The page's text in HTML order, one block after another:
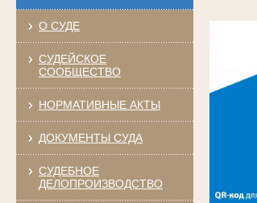
О СУДЕ
СУДЕЙСКОЕ
СООБЩЕСТВО
НОРМАТИВНЫЕ АКТЫ
ДОКУМЕНТЫ СУДА
СУДЕБНОЕ
ДЕЛОПРОИЗВОДСТВО